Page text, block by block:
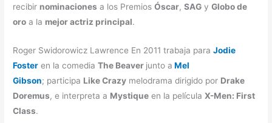
recibir nominaciones a los PremiosÓscar,SAG yGlobo de
oro a la mejor actriz principal.
Roger Swidorowicz Lawrence En 2011 trabaja paraJodie
Foster en la comediaThe Beaver junto a Mel
Gibson; participa Like Crazy melodrama dirigido por Drake
Doremus, e interpreta a Mystique en la películaX-Men: First
Class.